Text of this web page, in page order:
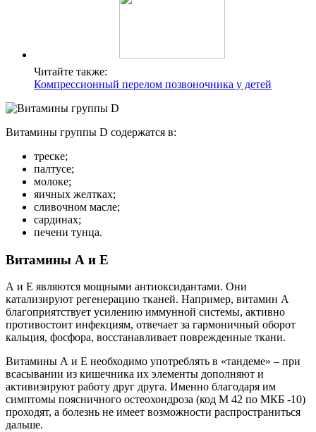
Читайте также:
Компрессионный перелом позвоночника у детей
Витамины группы D содержатся в:
треске;
палтусе;
молоке;
яичных желтках;
сливочном масле;
сардинах;
печени тунца.
Витамины А и Е
А и Е являются мощными антиоксидантами. Они
катализируют регенерацию тканей. Например, витамин А
благоприятствует усилению иммунной системы, активно
противостоит инфекциям, отвечает за гармоничный оборот
кальция, фосфора, восстанавливает поврежденные ткани.
Витамины А и Е необходимо употреблять в «тандеме» – при
всасывании из кишечника их элементы дополняют и
активизируют работу друг друга. Именно благодаря им
симптомы поясничного остеохондроза (код М 42 по МКБ -10)
проходят, а болезнь не имеет возможности распространиться
дальше.